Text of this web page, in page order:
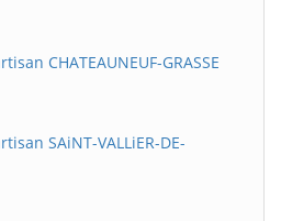
CHATEAUNEUF-GRASSE
SAiNT-VALLiER-DE-